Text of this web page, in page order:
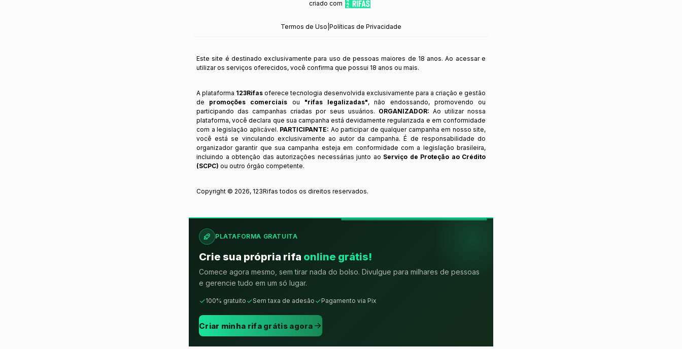
criado com
Termos de Uso Políticas de Privacidade
Este site é destinado exclusivamente para uso de pessoas maiores de 18 anos. Ao acessar e
utilizar os serviços oferecidos, você confirma que possui 18 anos ou mais.
A plataforma 123Rifas oferece tecnologia desenvolvida exclusivamente para a criação e gestão
de promoções comerciais ou "rifas legalizadas", não endossando, promovendo ou
participando das campanhas criadas por seus usuários. ORGANIZADOR: Ao utilizar nossa
plataforma, você declara que sua campanha está devidamente regularizada e em conformidade
com a legislação aplicável. PARTICIPANTE: Ao participar de qualquer campanha em nosso site,
você está se vinculando exclusivamente ao autor da campanha. É de responsabilidade do
organizador garantir que sua campanha esteja em conformidade com a legislação brasileira,
incluindo a obtenção das autorizações necessárias junto ao Serviço de Proteção ao Crédito
(SCPC) ou outro órgão competente.
Copyright © 2026, 123Rifas todos os direitos reservados.
PLATAFORMA GRATUITA
Crie sua própria rifa online grátis!
Comece agora mesmo, sem tirar nada do bolso. Divulgue para milhares de pessoas
e gerencie tudo em um só lugar.
100% gratuito Sem taxa de adesão Pagamento via Pix
Criar minha rifa grátis agora